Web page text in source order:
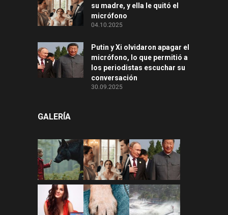
su madre, y ella le quitó el
micrófono
04.10.2025
Putin y Xi olvidaron apagar el
micrófono, lo que permitió a
los periodistas escuchar su
conversación
30.09.2025
GALERÍA